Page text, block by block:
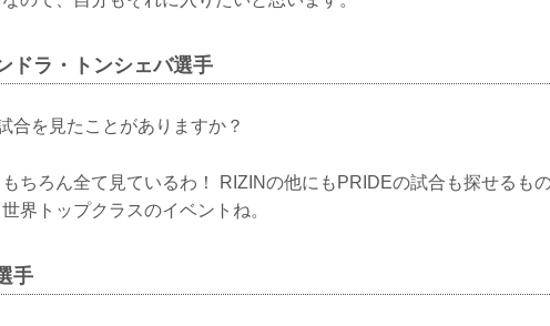
ドラ・トンシェバ選手
合を見たことがありますか？
ちろん全て見ているわ！ RIZINの他にもPRIDEの試合も探せるも
界トップクラスのイベントね。
手